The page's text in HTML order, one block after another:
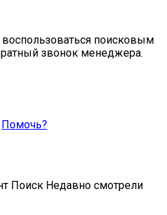
поисковым
звонок менеджера.
Помочь?
Поиск Недавно смотрели